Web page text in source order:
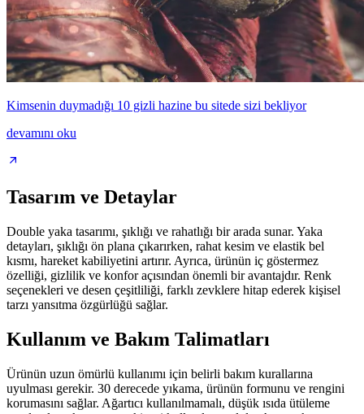
Kimsenin duymadığı 10 gizli hazine bu sitede sizi bekliyor
devamını oku
Tasarım ve Detaylar
Double yaka tasarımı, şıklığı ve rahatlığı bir arada sunar. Yaka
detayları, şıklığı ön plana çıkarırken, rahat kesim ve elastik bel
kısmı, hareket kabiliyetini artırır. Ayrıca, ürünün iç göstermez
özelliği, gizlilik ve konfor açısından önemli bir avantajdır. Renk
seçenekleri ve desen çeşitliliği, farklı zevklere hitap ederek kişisel
tarzı yansıtma özgürlüğü sağlar.
Kullanım ve Bakım Talimatları
Ürünün uzun ömürlü kullanımı için belirli bakım kurallarına
uyulması gerekir. 30 derecede yıkama, ürünün formunu ve rengini
korumasını sağlar. Ağartıcı kullanılmamalı, düşük ısıda ütüleme